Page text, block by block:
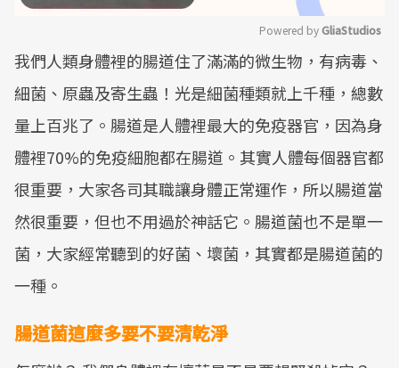
Mute
Powered by GliaStudios
我們人類身體裡的腸道住了滿滿的微生物，有病毒、
細菌、原蟲及寄生蟲！光是細菌種類就上千種，總數
量上百兆了。腸道是人體裡最大的免疫器官，因為身
體裡70%的免疫細胞都在腸道。其實人體每個器官都
很重要，大家各司其職讓身體正常運作，所以腸道當
然很重要，但也不用過於神話它。腸道菌也不是單一
菌，大家經常聽到的好菌、壞菌，其實都是腸道菌的
一種。
腸道菌這麼多要不要清乾淨